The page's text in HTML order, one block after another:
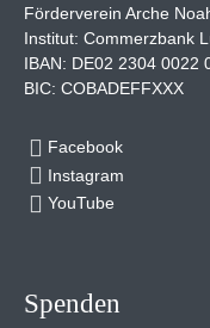
Förderverein Arche
Institut: Commerzbank
IBAN: DE02 2304 0022
BIC: COBADEFFXXX
Facebook
Instagram
YouTube
Spenden